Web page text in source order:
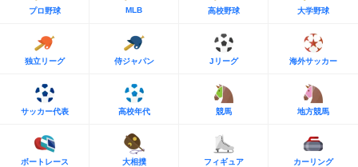
プロ野球 MLB 高校野球 大学野球
独立リーグ 侍ジャパン Jリーグ 海外サッカー
サッカー代表 高校年代 競馬 地方競馬
ボートレース 大相撲 フィギュア カーリング